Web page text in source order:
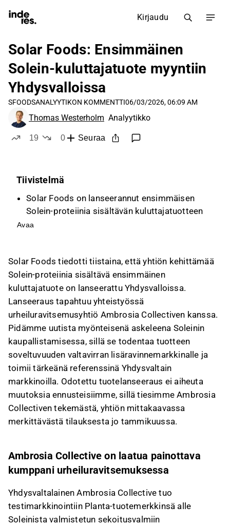
Kirjaudu
Solar Foods: Ensimmäinen
Solein-kuluttajatuote myyntiin
Yhdysvalloissa
SFOODSANALYYTIKON KOMMENTTI06/03/2026, 06:09 AM
Thomas Westerholm Analyytikko
19
0
Seuraa
Tiivistelmä
Solar Foods on lanseerannut ensimmäisen
Solein-proteiinia sisältävän kuluttajatuotteen
Yhdysvalloissa yhteistyössä Ambrosia
Ambrosia Collective tuo markkinoille Soleinista
valmistetun proteiinijauheen Planta-
tuotemerkin alla, ja tavoitteena on laajentaa
myynti valtakunnalliseksi kesän aikana.
Yhdysvallat on Solar Foodsille kriittinen
markkina, ja ensimmäiset kaupalliset avaukset
ovat tärkeitä matkalla kohti teollista
mittakaavaa, mikä tukee yhtiön sijoitustarinaa
ja riskiprofiilin laskua.
Tämä sisältö on tekoälyn tuottamaa. Anna siihen
liittyvää palautetta Inderesin
foorumilla
Avaa
Solar Foods tiedotti tiistaina, että yhtiön kehittämää
Solein-proteiinia sisältävä ensimmäinen
kuluttajatuote on lanseerattu Yhdysvalloissa.
Lanseeraus tapahtuu yhteistyössä
urheiluravitsemusyhtiö Ambrosia Collectiven kanssa.
Pidämme uutista myönteisenä askeleena Soleinin
kaupallistamisessa, sillä se todentaa tuotteen
soveltuvuuden valtavirran lisäravinnemarkkinalle ja
toimii tärkeänä referenssinä Yhdysvaltain
markkinoilla. Odotettu tuotelanseeraus ei aiheuta
muutoksia ennusteisiimme, sillä tiesimme Ambrosia
Collectiven tekemästä, yhtiön mittakaavassa
merkittävästä tilauksesta jo tammikuussa.
Ambrosia Collective on laatua painottava
kumppani urheiluravitsemuksessa
Yhdysvaltalainen Ambrosia Collective tuo
testimarkkinointiin Planta-tuotemerkkinsä alle
Soleinista valmistetun sekoitusvalmiin